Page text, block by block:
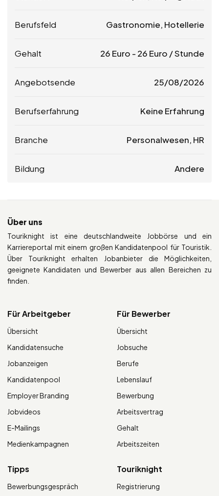
Berufsfeld Gastronomie, Hotellerie
Gehalt 26 Euro - 26 Euro / Stunde
Angebotsende 25/08/2026
Berufserfahrung Keine Erfahrung
Branche Personalwesen, HR
Bildung Andere
Über uns
Touriknight ist eine deutschlandweite Jobbörse und ein
Karriereportal mit einem großen Kandidatenpool für Touristik.
Über Touriknight erhalten Jobanbieter die Möglichkeiten,
geeignete Kandidaten und Bewerber aus allen Bereichen zu
finden.
Für Arbeitgeber
Übersicht
Kandidatensuche
Jobanzeigen
Kandidatenpool
Employer Branding
Jobvideos
E-Mailings
Medienkampagnen
Für Bewerber
Übersicht
Jobsuche
Berufe
Lebenslauf
Bewerbung
Arbeitsvertrag
Gehalt
Arbeitszeiten
Tipps
Bewerbungsgespräch
Touriknight
Registrierung